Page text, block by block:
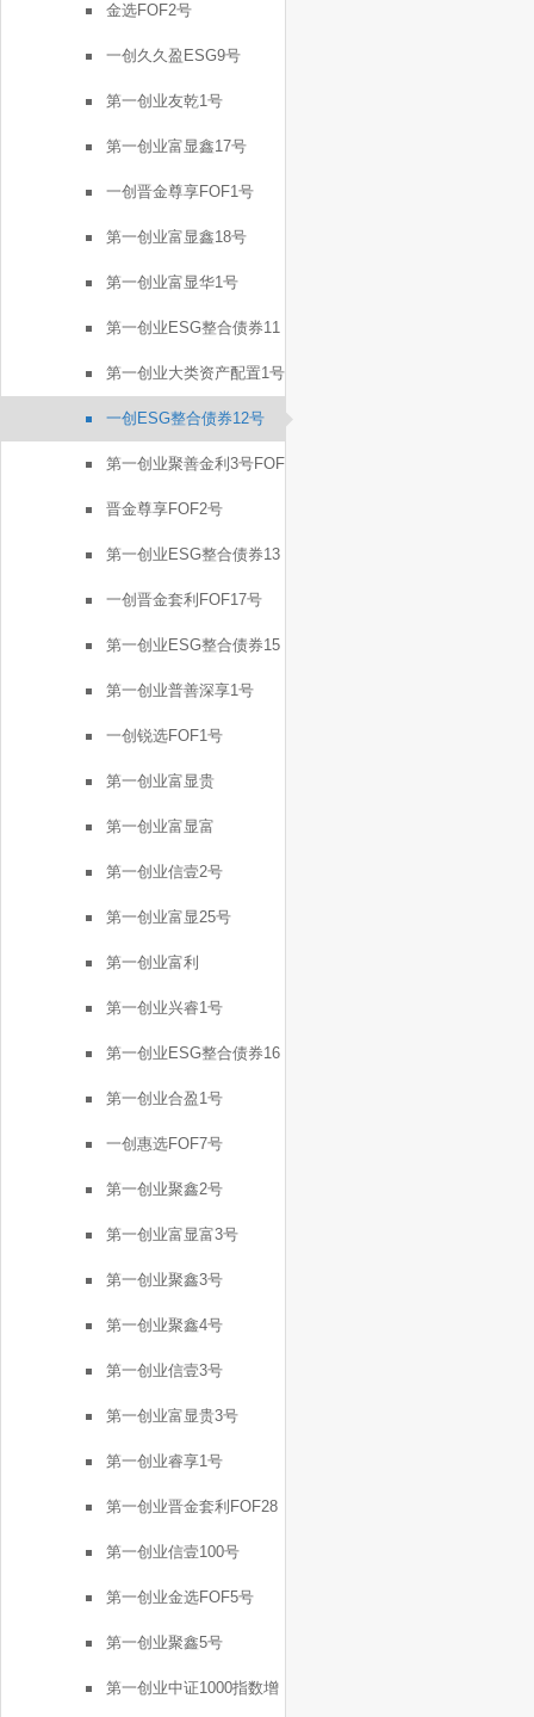
金选FOF2号
一创久久盈ESG9号
第一创业友乾1号
第一创业富显鑫17号
一创晋金尊享FOF1号
第一创业富显鑫18号
第一创业富显华1号
第一创业ESG整合债券11
号
第一创业大类资产配置1号
一创ESG整合债券12号
第一创业聚善金利3号FOF
晋金尊享FOF2号
第一创业ESG整合债券13
号
一创晋金套利FOF17号
第一创业ESG整合债券15
号
第一创业普善深享1号
一创锐选FOF1号
第一创业富显贵
第一创业富显富
第一创业信壹2号
第一创业富显25号
第一创业富利
第一创业兴睿1号
第一创业ESG整合债券16
号
第一创业合盈1号
一创惠选FOF7号
第一创业聚鑫2号
第一创业富显富3号
第一创业聚鑫3号
第一创业聚鑫4号
第一创业信壹3号
第一创业富显贵3号
第一创业睿享1号
第一创业晋金套利FOF28
号
第一创业信壹100号
第一创业金选FOF5号
第一创业聚鑫5号
第一创业中证1000指数增